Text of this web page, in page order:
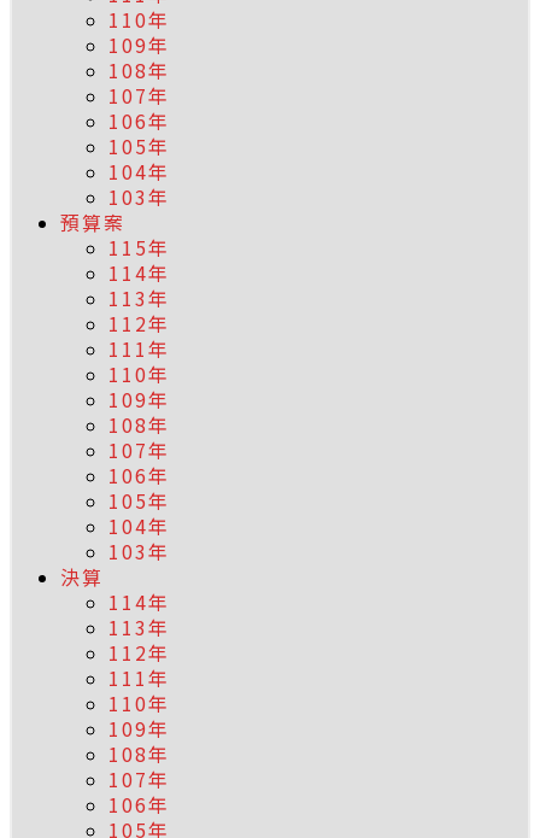
110年
109年
108年
107年
106年
105年
104年
103年
預算案
115年
114年
113年
112年
111年
110年
109年
108年
107年
106年
105年
104年
103年
決算
114年
113年
112年
111年
110年
109年
108年
107年
106年
105年